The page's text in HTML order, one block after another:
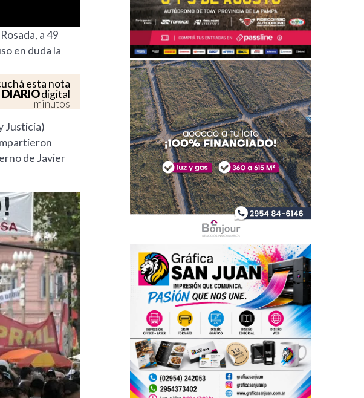
a 49
en duda la
esta nota
DIARIOdigital
minutos
Justicia)
de Javier